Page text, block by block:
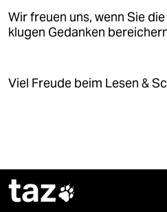
Wir freuen uns, wenn Sie
klugen Gedanken
Viel Freude beim Lesen &
taz